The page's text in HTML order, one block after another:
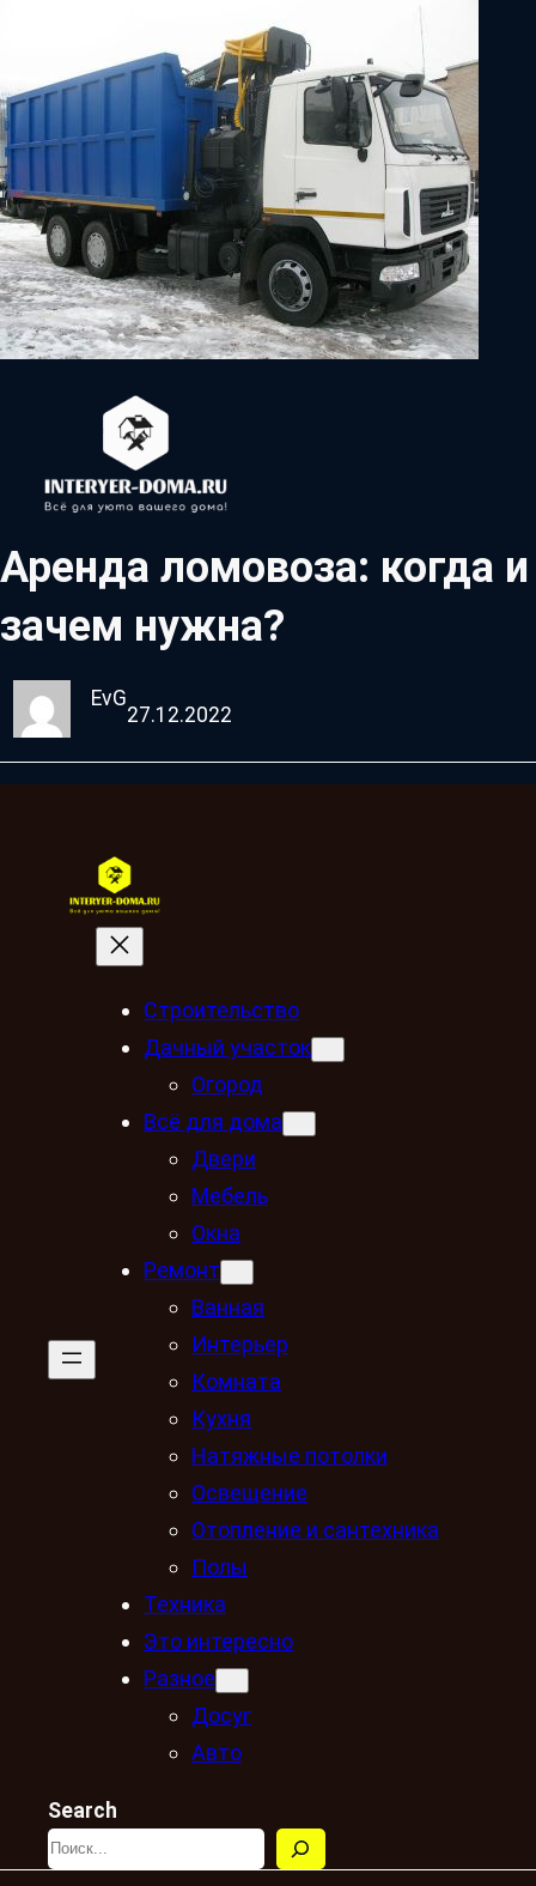
Аренда ломовоза: когда и
зачем нужна?
EvG
27.12.2022
Строительство
Дачный участок
Огород
Всё для дома
Двери
Мебель
Окна
Ремонт
Ванная
Интерьер
Комната
Кухня
Натяжные потолки
Освещение
Отопление и сантехника
Полы
Техника
Это интересно
Разное
Досуг
Авто
Search